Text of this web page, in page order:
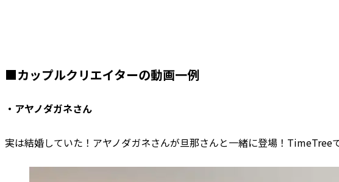
■カップルクリエイターの動画一例
・アヤノダガネさん
実は結婚していた！アヤノダガネさんが旦那さんと一緒に登場！TimeTree